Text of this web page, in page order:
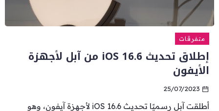
متفرقات
إطلاق تحديث iOS 16.6 من آبل لأجهزة
الأيفون
25/07/2023
أطلقت آبل رسميًا تحديث iOS 16.6 لأجهزة آيفون، وهو